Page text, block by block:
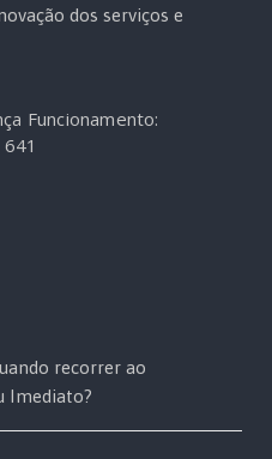
dos serviços e
Funcionamento:
recorrer ao
Imediato?